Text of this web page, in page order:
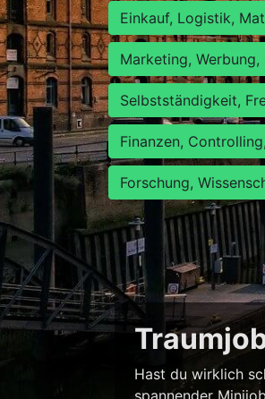
Einkauf, Logistik,
Marketing, Werbung,
Selbstständigkeit,
Finanzen,
Forschung,
Hast du wirklich